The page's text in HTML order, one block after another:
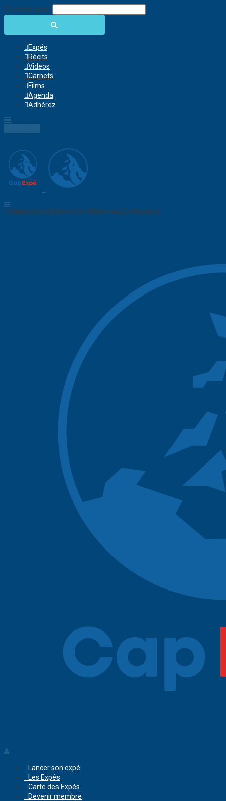
Chercher pour:
Expés
Récits
Videos
Carnets
Films
Agenda
Adhérez
Collaborative Network for Wilderness Enthusiasts
Lancer son expé
Les Expés
Carte des Expés
Devenir membre